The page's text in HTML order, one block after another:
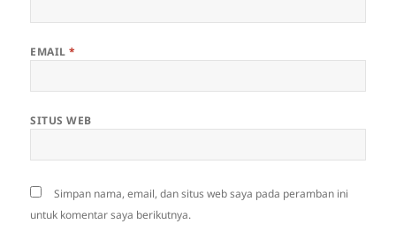
EMAIL*
SITUS WEB
Simpan nama, email, dan situs web saya pada peramban ini
untuk komentar saya berikutnya.